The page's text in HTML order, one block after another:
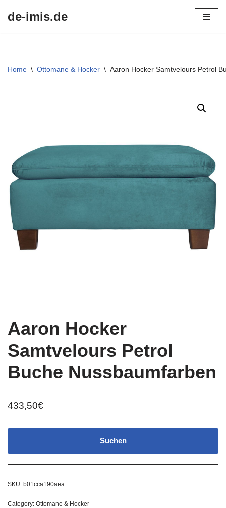
de-imis.de
Home \ Ottomane & Hocker \ Aaron Hocker Samtvelours Petrol
Aaron Hocker
Samtvelours Petrol
Buche Nussbaumfarben
433,50€
Suchen
SKU: b01cca190aea
Category: Ottomane & Hocker